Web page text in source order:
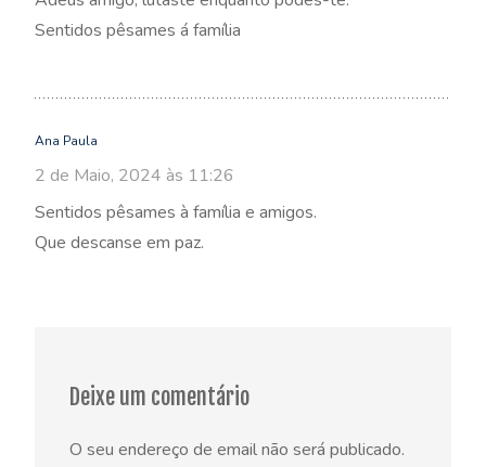
Sentidos pêsames á família
Ana Paula
2 de Maio, 2024 às 11:26
Sentidos pêsames à família e amigos.
Que descanse em paz.
Deixe um comentário
O seu endereço de email não será publicado.